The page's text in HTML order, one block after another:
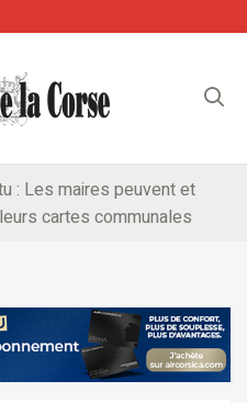
: Les maires peuvent et
cartes communales